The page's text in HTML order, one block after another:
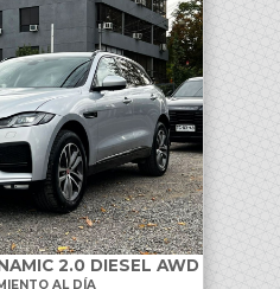
2.0 DIESEL AWD
AL DÍA